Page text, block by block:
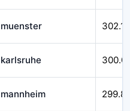
muenster
karlsruhe
mannheim